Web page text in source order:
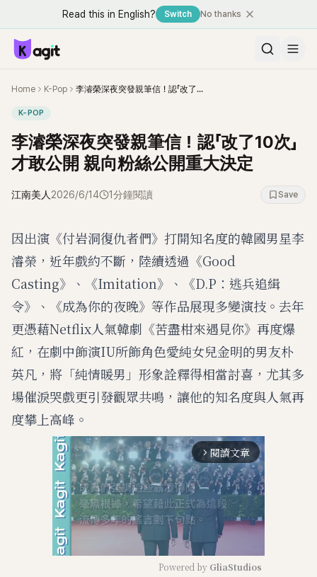
Read this in English? Switch No thanks
Home K-Pop 李濬榮深夜突發親筆信！認「改了10次」才敢公開 親向粉絲公開重大決定
K-POP
李濬榮深夜突發親筆信！認「改了10次」
才敢公開 親向粉絲公開重大決定
江南美人 2026/6/14 1分鐘閱讀 Save
因出演《付岩洞復仇者們》打開知名度的韓國男星李
濬榮，近年戲約不斷，陸續透過《Good
Casting》、《Imitation》、《D.P：逃兵追緝
令》、《成為你的夜晚》等作品展現多變演技。去年
更憑藉Netflix人氣韓劇《苦盡柑來遇見你》再度爆
紅，在劇中飾演IU所飾角色愛純女兒金明的男友朴
英凡，將「純情暖男」形象詮釋得相當討喜，尤其多
場催淚哭戲更引發觀眾共鳴，讓他的知名度與人氣再
度攀上高峰。
arrow_forward_ios 閱讀文章
Powered by GliaStudios